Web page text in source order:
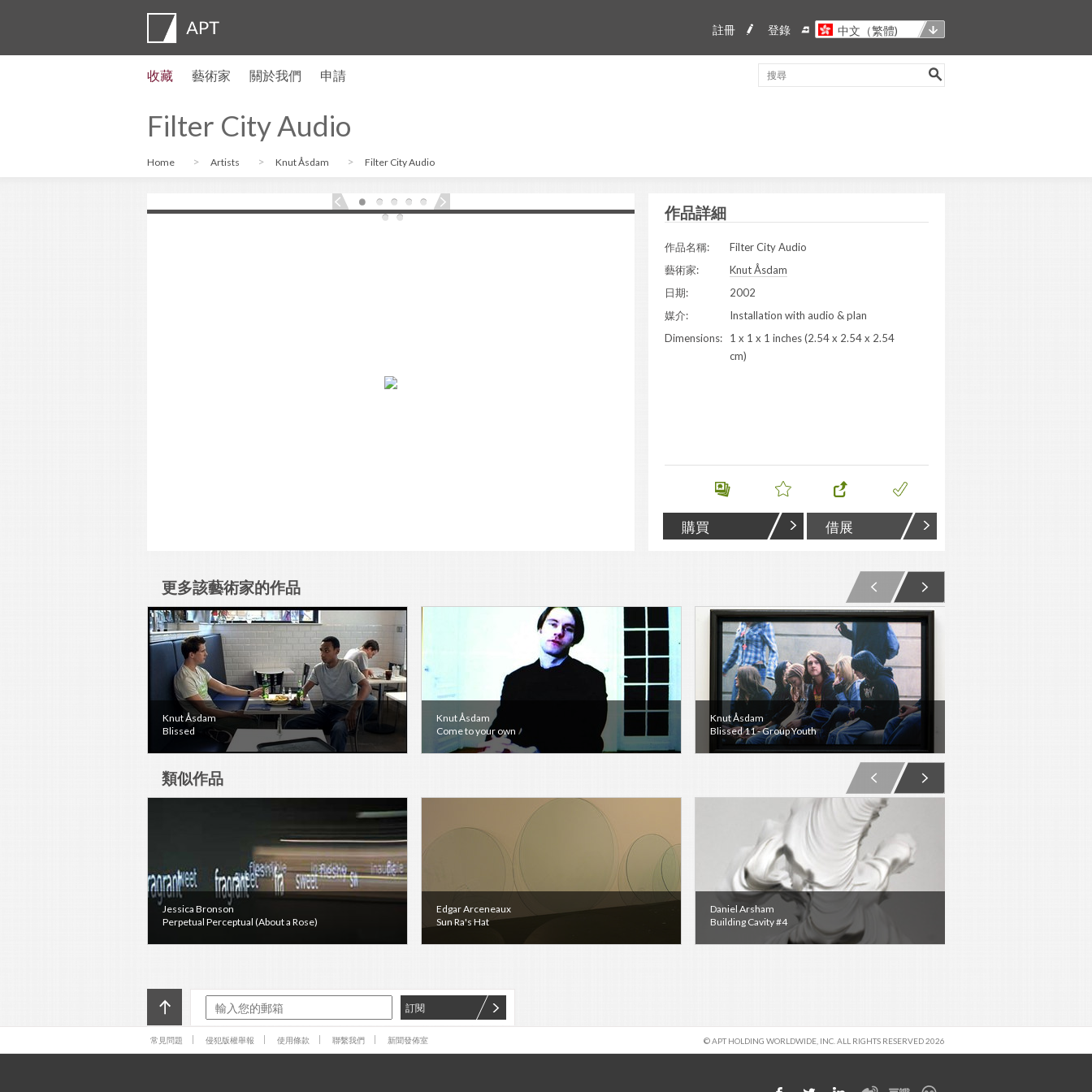
中文（繁體)
登錄
註冊
收藏 藝術家 關於我們 申請
Filter City Audio
Home Artists Knut Åsdam Filter City Audio
作品詳細
作品名稱:
Filter City Audio
藝術家:
Knut Åsdam
日期:
2002
媒介:
Installation with audio & plan
Dimensions:
1 x 1 x 1 inches (2.54 x 2.54 x 2.54
cm)
購買 借展
更多該藝術家的作品
Knut Åsdam
Blissed
Knut Åsdam
Come to your own
Knut Åsdam
Blissed 11 - Group Youth
類似作品
Jessica Bronson
Perpetual Perceptual (About a Rose)
Edgar Arceneaux
Sun Ra's Hat
Daniel Arsham
Building Cavity #4
訂閱
常見問題 侵犯版權舉報 使用條款 聯繫我們 新聞發佈室 © APT HOLDING WORLDWIDE, INC. ALL RIGHTS RESERVED 2026